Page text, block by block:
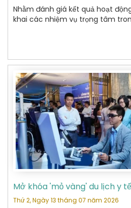
Nhằm đánh giá kết quả hoạt
khai các nhiệm vụ trọng tâm
Chấp hành Hiệp hội Du lịch
họp thường niên Quý II năm
môn.
Mở khóa 'mỏ vàng' du lịch y tế
Thứ 2, Ngày 13 tháng 07 năm 2026